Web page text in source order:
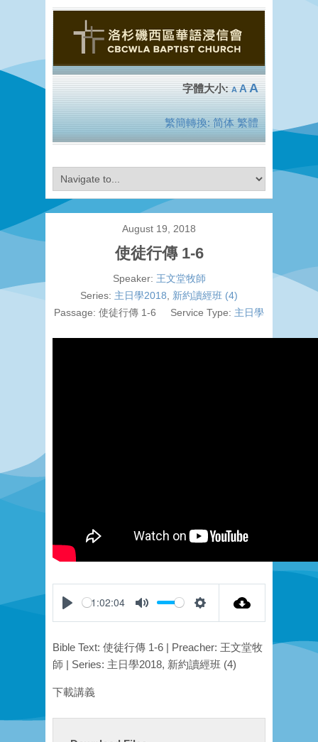
A A A
繁簡轉換: 简体 繁體
August 19, 2018
使徒行傳 1-6
Speaker: 王文堂牧師
Series: 主日學2018
新約讀經班 (4)
Passage: 使徒行傳 1-6 Service Type: 主日學
Play
-1:02:04
Mute Settings
Bible Text: 使徒行傳 1-6 | Preacher: 王文堂牧
師 | Series: 主日學2018, 新約讀經班 (4)
下載講義